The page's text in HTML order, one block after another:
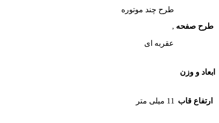
طرح صفحه
طرح چند موتوره
,
عقربه ای
ابعاد و وزن
ارتفاع قاب 11 میلی متر